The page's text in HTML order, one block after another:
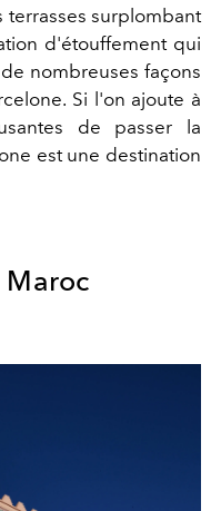
terrasses surplombant
d'étouffement qui
nombreuses façons
Si l'on ajoute à
de passer la
est une destination
Maroc